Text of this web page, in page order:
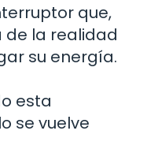
que,
de la realidad
su energía.
esta
se vuelve